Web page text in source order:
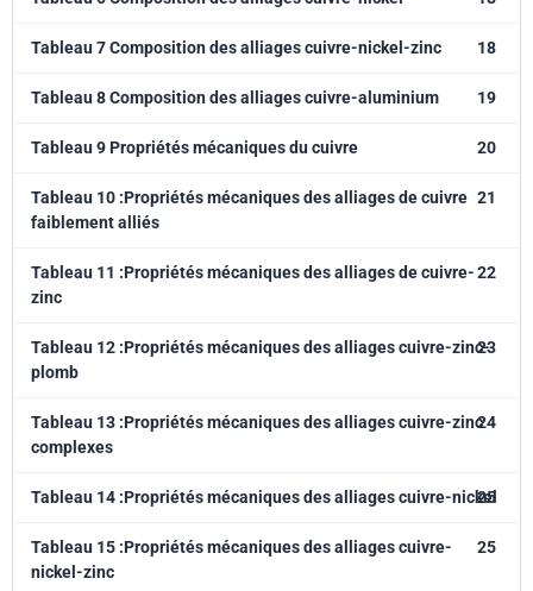
Tableau 7 Composition des alliages cuivre-nickel-zinc 18
Tableau 8 Composition des alliages cuivre-aluminium 19
Tableau 9 Propriétés mécaniques du cuivre 20
Tableau 10 :Propriétés mécaniques des alliages de cuivre
faiblement alliés
21
Tableau 11 :Propriétés mécaniques des alliages de cuivre-
zinc
22
Tableau 12 :Propriétés mécaniques des alliages cuivre-zinc-
plomb
23
Tableau 13 :Propriétés mécaniques des alliages cuivre-zinc
complexes
24
Tableau 14 :Propriétés mécaniques des alliages cuivre-nickel
25
Tableau 15 :Propriétés mécaniques des alliages cuivre-
nickel-zinc
25